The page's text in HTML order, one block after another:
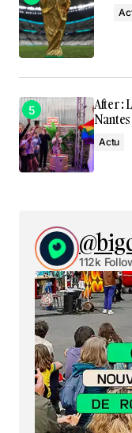
After :
Actu
112k